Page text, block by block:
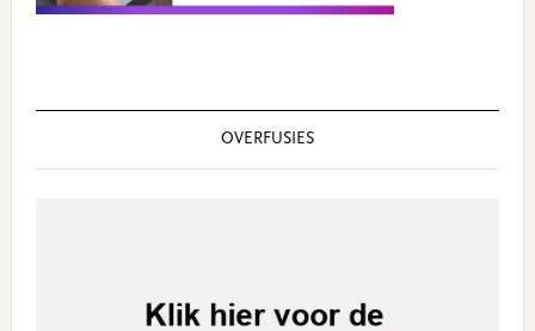
OVERFUSIES